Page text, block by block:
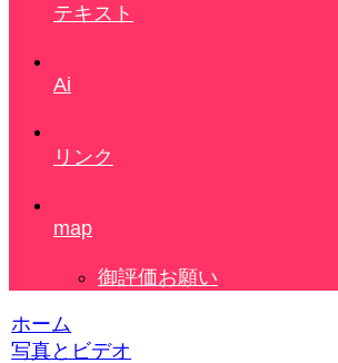
テキスト
Ai
リンク
map
御評価お願い
ホーム
写真とビデオ